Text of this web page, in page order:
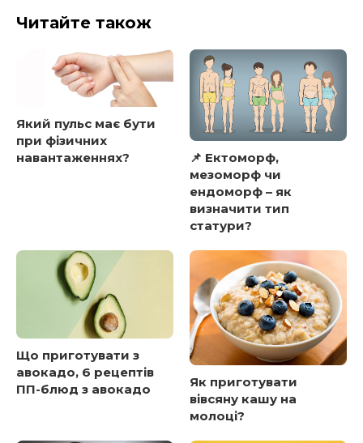
Читайте також
Який пульс має бути
при фізичних
навантаженнях?
📌 Ектоморф,
мезоморф чи
ендоморф – як
визначити тип
статури?
Що приготувати з
авокадо, 6 рецептів
ПП-блюд з авокадо
Як приготувати
вівсяну кашу на
молоці?